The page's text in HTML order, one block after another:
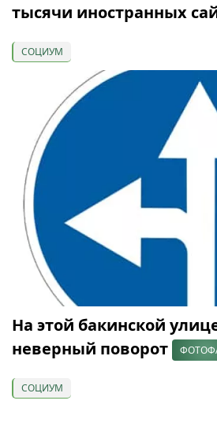
тысячи иностранных
СОЦИУМ
На этой бакинской
неверный поворот
СОЦИУМ